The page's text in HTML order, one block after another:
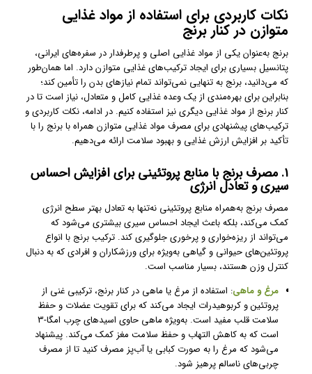
نکات کاربردی برای استفاده از مواد غذایی
متوازن در کنار برنج
برنج به‌عنوان یکی از مواد غذایی اصلی و پرطرفدار در سفره‌های ایرانی،
پتانسیل بسیاری برای ایجاد ترکیب‌های غذایی متوازن دارد. اما همان‌طور
که می‌دانید، برنج به تنهایی نمی‌تواند تمام نیازهای بدن را تأمین کند؛
بنابراین برای بهره‌مندی از یک وعده غذایی کامل و متعادل، نیاز است تا در
کنار برنج از مواد غذایی دیگری نیز استفاده کنیم. در ادامه، نکات کاربردی و
ترکیب‌های پیشنهادی برای مصرف مواد غذایی متوازن همراه با برنج را با
تأکید بر افزایش ارزش غذایی و بهبود سلامت ارائه می‌دهیم.
۱. مصرف برنج با منابع پروتئینی برای افزایش احساس
سیری و تعادل انرژی
مصرف برنج به‌همراه منابع پروتئینی نه‌تنها به تعادل بهتر سطح انرژی
کمک می‌کند، بلکه باعث ایجاد احساس سیری بیشتری می‌شود که
می‌تواند از ریزه‌خواری و پرخوری جلوگیری کند. ترکیب برنج با انواع
پروتئین‌های حیوانی و گیاهی به‌ویژه برای ورزشکاران و افرادی که به دنبال
کنترل وزن هستند، بسیار مناسب است.
مرغ و ماهی: استفاده از مرغ یا ماهی در کنار برنج، ترکیبی غنی از
پروتئین و کربوهیدرات ایجاد می‌کند که برای تقویت عضلات و حفظ
سلامت قلب مفید است. به‌ویژه ماهی حاوی اسیدهای چرب امگا-3
است که به کاهش التهاب و حفظ سلامت مغز کمک می‌کند. پیشنهاد
می‌شود که مرغ را به صورت کبابی یا آب‌پز مصرف کنید تا از مصرف
چربی‌های ناسالم پرهیز شود.